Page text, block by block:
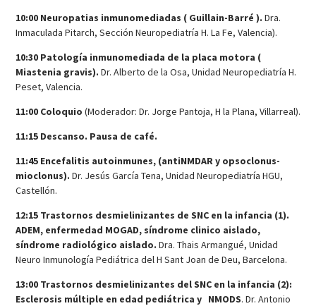
10:00 Neuropatias inmunomediadas ( Guillain-Barré ). Dra.
Inmaculada Pitarch, Sección Neuropediatría H. La Fe, Valencia).
10:30 Patología inmunomediada de la placa motora (
Miastenia gravis). Dr. Alberto de la Osa, Unidad Neuropediatría H.
Peset, Valencia.
11:00 Coloquio (Moderador: Dr. Jorge Pantoja, H la Plana, Villarreal).
11:15 Descanso. Pausa de café.
11:45 Encefalitis autoinmunes, (antiNMDAR y opsoclonus-
mioclonus). Dr. Jesús García Tena, Unidad Neuropediatría HGU,
Castellón.
12:15 Trastornos desmielinizantes de SNC en la infancia (1).
ADEM, enfermedad MOGAD, síndrome clinico aislado,
síndrome radiológico aislado. Dra. Thais Armangué, Unidad
Neuro Inmunología Pediátrica del H Sant Joan de Deu, Barcelona.
13:00 Trastornos desmielinizantes del SNC en la infancia (2):
Esclerosis múltiple en edad pediátrica y NMODS. Dr. Antonio